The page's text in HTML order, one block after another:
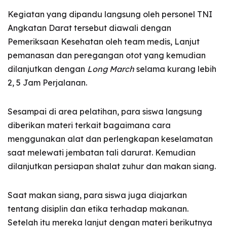
Kegiatan yang dipandu langsung oleh personel TNI
Angkatan Darat tersebut diawali dengan
Pemeriksaan Kesehatan oleh team medis, Lanjut
pemanasan dan peregangan otot yang kemudian
dilanjutkan dengan Long March selama kurang lebih
2, 5 Jam Perjalanan.
Sesampai di area pelatihan, para siswa langsung
diberikan materi terkait bagaimana cara
menggunakan alat dan perlengkapan keselamatan
saat melewati jembatan tali darurat. Kemudian
dilanjutkan persiapan shalat zuhur dan makan siang.
Saat makan siang, para siswa juga diajarkan
tentang disiplin dan etika terhadap makanan.
Setelah itu mereka lanjut dengan materi berikutnya